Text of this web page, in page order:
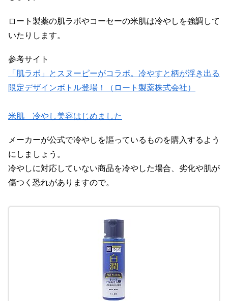
ロート製薬の肌ラボやコーセーの米肌は冷やしを強調して
いたりします。
参考サイト
「肌ラボ」とスヌーピーがコラボ。冷やすと柄が浮き出る
限定デザインボトル登場！（ロート製薬株式会社）
米肌 冷やし美容はじめました
メーカーが公式で冷やしを謳っているものを購入するよう
にしましょう。
冷やしに対応していない商品を冷やした場合、劣化や肌が
傷つく恐れがありますので。